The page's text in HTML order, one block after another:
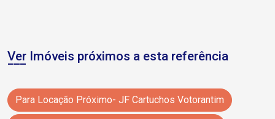
Ver Imóveis próximos a esta referência
Para Locação Próximo- JF Cartuchos Votorantim